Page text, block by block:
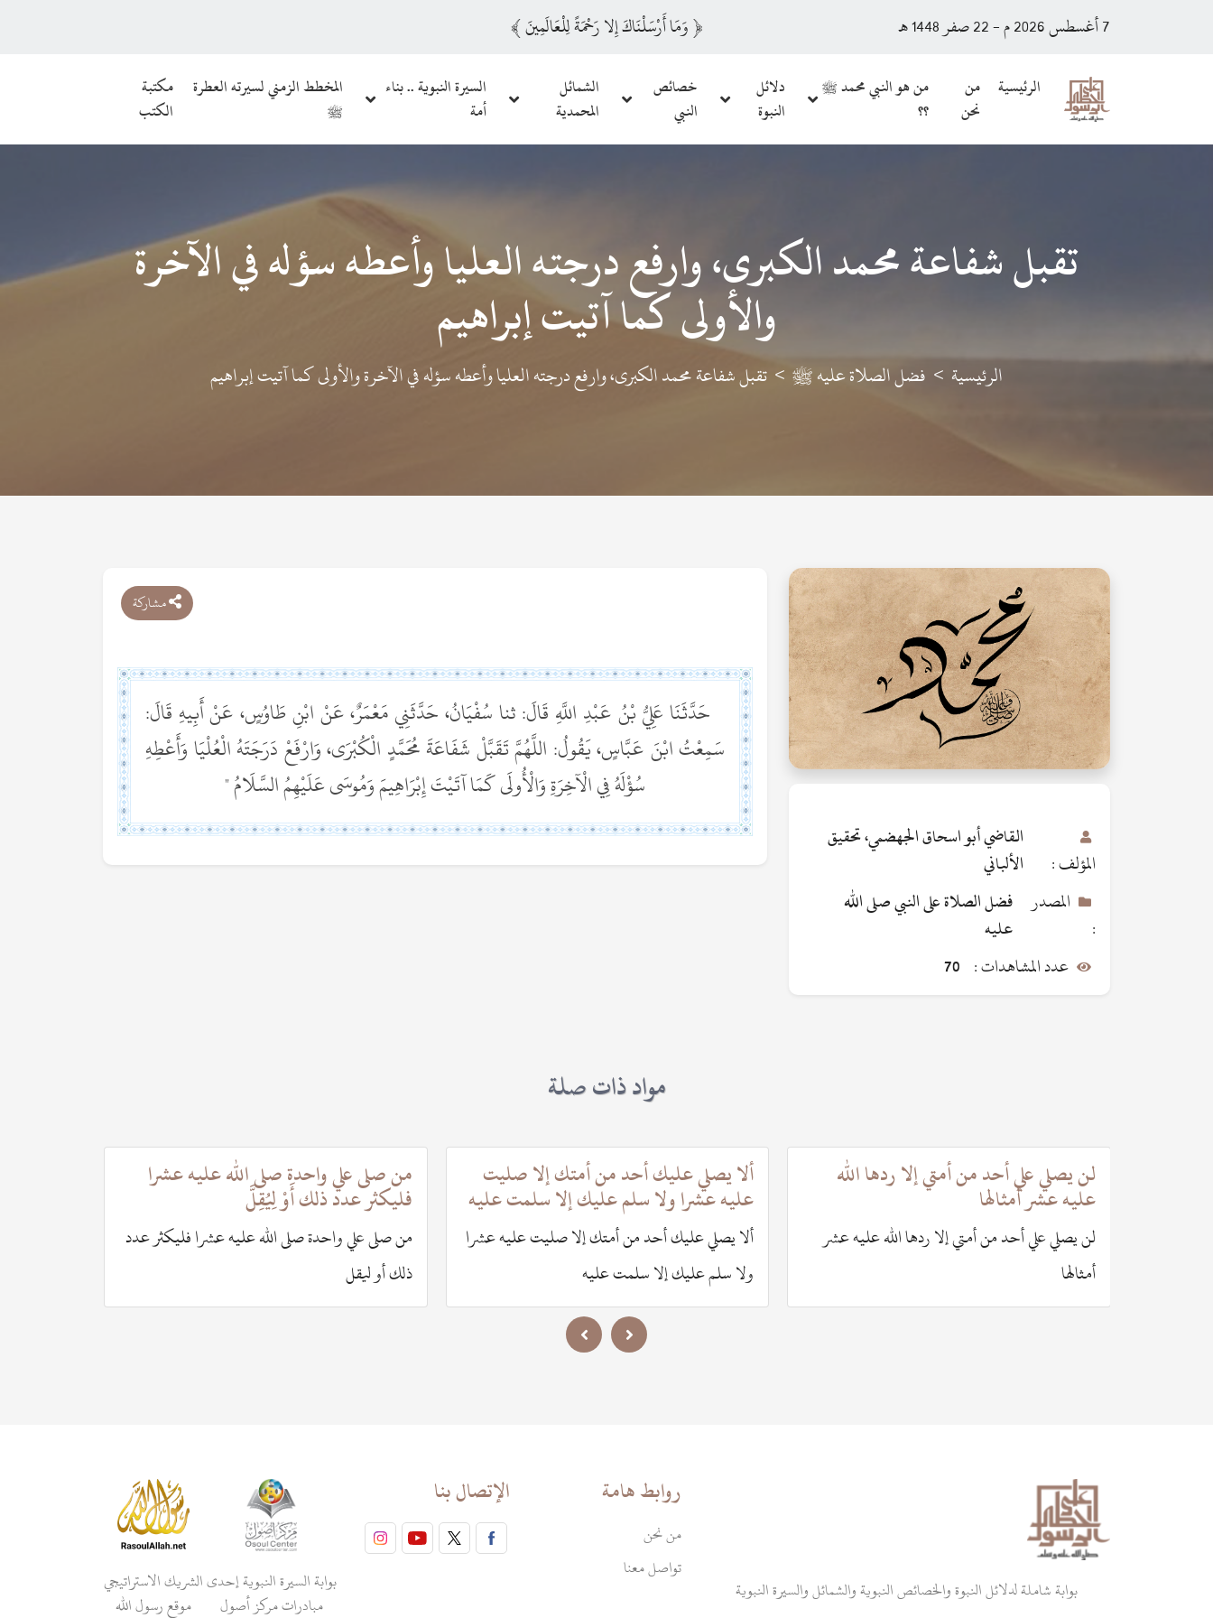
7 أغسطس 2026 م - 22 صفر 1448 هـ ﴿وَمَا أَرْسَلْنَاكَ إِلا رَحْمَةً لِلْعَالَمِينَ﴾
الرئيسية
من
نحن
من هو النبي محمد ﷺ
؟؟
دلائل
النبوة
خصائص
النبي
الشمائل
المحمدية
السيرة النبوية .. بناء
أمة
المخطط الزمني لسيرته العطرة
ﷺ
مكتبة
الكتب
تقبل شفاعة محمد الكبرى، وارفع درجته العليا وأعطه سؤله في الآخرة
والأولى كما آتيت إبراهيم
الرئيسية فضل الصلاة عليه ﷺ تقبل شفاعة محمد الكبرى، وارفع درجته العليا وأعطه سؤله في الآخرة والأولى كما آتيت إبراهيم
المؤلف :
القاضي أبو اسحاق الجهضمي، تحقيق
الألباني
المصدر
:
فضل الصلاة على النبي صلى الله
عليه
عدد المشاهدات : 70
مشاركة
حَدَّثَنَا عَلِيُّ بْنُ عَبْدِ اللَّهِ قَالَ: ثنا سُفْيَانُ، حَدَّثَنِي مَعْمَرٌ، عَنْ ابْنِ طَاوُسٍ، عَنْ أَبِيهِ قَالَ:
سَمِعْتُ ابْنَ عَبَّاسٍ، يَقُولُ: اللَّهُمَّ تَقَبَّلْ شَفَاعَةَ مُحَمَّدٍ الْكُبْرَى، وَارْفَعْ دَرَجَتَهُ الْعُلْيَا وَأَعْطِهِ
سُؤْلَهُ فِي الْآخِرَةِ وَالْأُولَى كَمَا آتَيْتَ إِبْرَاهِيمَ وَمُوسَى عَلَيْهِمُ السَّلَامُ "
مواد ذات صلة
لن يصلي علي أحد من أمتي إلا ردها الله
عليه عشر أمثالها
لن يصلي علي أحد من أمتي إلا ردها الله عليه عشر
أمثالها
ألا يصلي عليك أحد من أمتك إلا صليت
عليه عشرا ولا سلم عليك إلا سلمت عليه
ألا يصلي عليك أحد من أمتك إلا صليت عليه عشرا
ولا سلم عليك إلا سلمت عليه
من صلى علي واحدة صلى الله عليه عشرا
فليكثر عدد ذلك أَوْ لِيُقِلَّ
من صلى علي واحدة صلى الله عليه عشرا فليكثر عدد
ذلك أو ليقل
بوابة شاملة لدلائل النبوة والخصائص النبوية والشمائل والسيرة النبوية
روابط هامة
من نحن
تواصل معنا
الإتصال بنا
بوابة السيرة النبوية إحدى
مبادرات مركز أصول
الشريك الاستراتيجي
موقع رسول الله